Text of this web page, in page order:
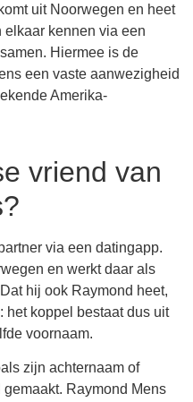
uit Noorwegen en heet
kennen via een
Hiermee is de
een vaste aanwezigheid
Amerika-
vriend van
via een datingapp.
en werkt daar als
hij ook Raymond heet,
het koppel bestaat dus uit
voornaam.
zijn achternaam of
Raymond Mens